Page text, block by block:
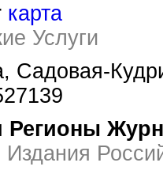
карта
Услуги
Садовая-
Регионы